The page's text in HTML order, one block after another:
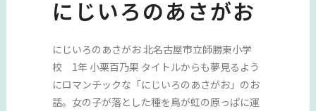
にじいろのあさがお
にじいろのあさがお 北名古屋市立師勝東小学
校 1年 小栗百乃果 タイトルからも夢見るよう
にロマンチックな「にじいろのあさがお」のお
話。女の子が落とした種を鳥が虹の原っぱに運